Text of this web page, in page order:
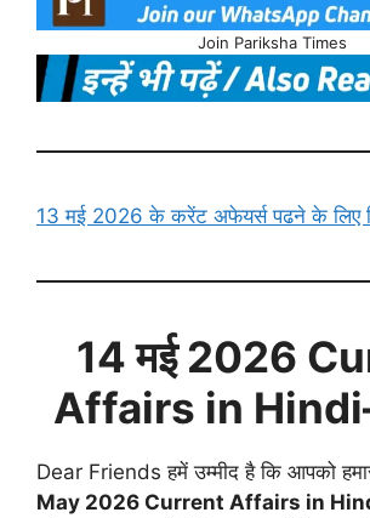
Join Pariksha Times
13 मई 2026 के करेंट अफेयर्स पढने के लिए
14 मई 2026
Affairs in Hindi
Dear Friends हमें उम्मीद है कि आपको
May 2026 Current Affairs in